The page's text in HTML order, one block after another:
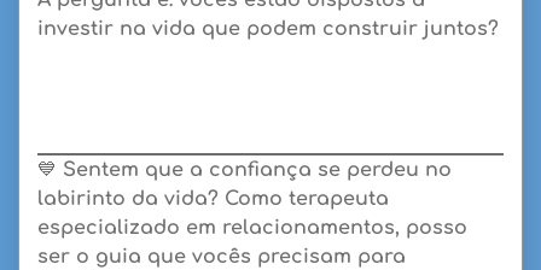
investir na vida que podem construir juntos?
💙 Sentem que a confiança se perdeu no
labirinto da vida? Como terapeuta
especializado em relacionamentos, posso
ser o guia que vocês precisam para